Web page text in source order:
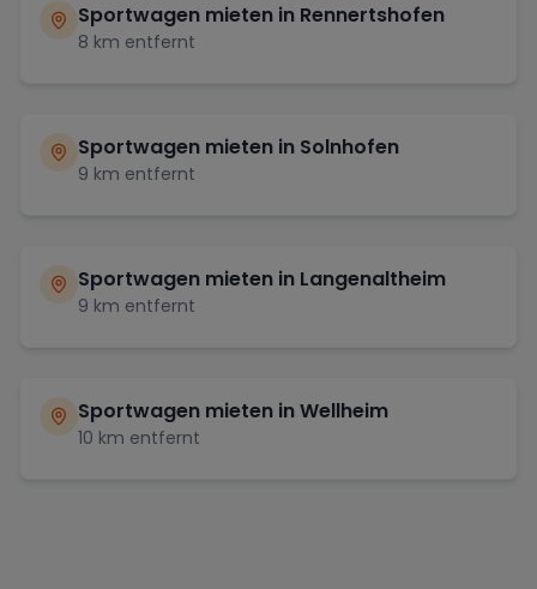
Sportwagen mieten in Rennertshofen
8 km entfernt
Sportwagen mieten in Solnhofen
9 km entfernt
Sportwagen mieten in Langenaltheim
9 km entfernt
Sportwagen mieten inWellheim
10 km entfernt